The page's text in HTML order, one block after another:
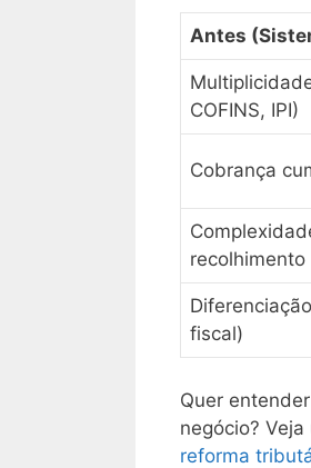
Antes
COFINS, IPI)
Cobrança
recolhimento
fiscal)
Quer
negócio?
reforma